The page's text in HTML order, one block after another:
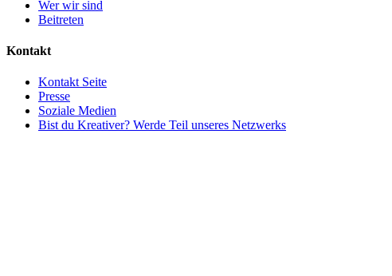
Wer wir sind
Beitreten
Kontakt
Kontakt Seite
Presse
Soziale Medien
Bist du Kreativer? Werde Teil unseres Netzwerks